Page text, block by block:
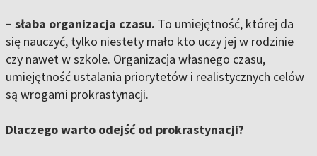
– słaba organizacja czasu. To umiejętność, której da
się nauczyć, tylko niestety mało kto uczy jej w rodzinie
czy nawet w szkole. Organizacja własnego czasu,
umiejętność ustalania priorytetów i realistycznych celów
są wrogami prokrastynacji.
Dlaczego warto odejść od prokrastynacji?